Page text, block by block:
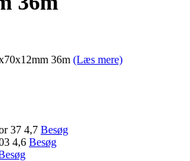
36m (Læs mere)
37 4,7 Besøg
4,6 Besøg